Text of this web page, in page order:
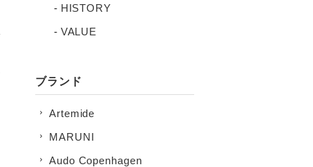
HISTORY
VALUE
ブランド
Artemide
MARUNI
Audo Copenhagen